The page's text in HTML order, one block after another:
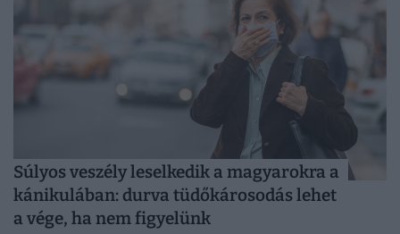
Súlyos veszély leselkedik a magyarokra a
kánikulában: durva tüdőkárosodás lehet
a vége, ha nem figyelünk